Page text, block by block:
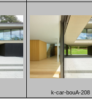
k-car-bouA-208